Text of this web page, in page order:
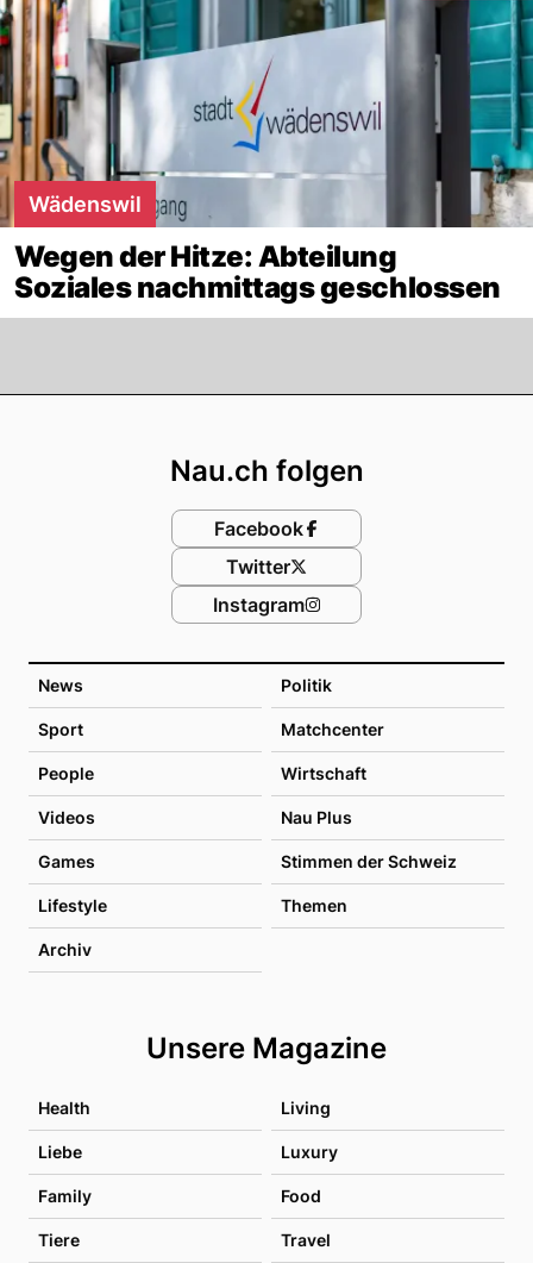
Wädenswil
Wegen der Hitze: Abteilung
Soziales nachmittags geschlossen
News Politik
Sport Matchcenter
People Wirtschaft
Videos Nau Plus
Games Stimmen der Schweiz
Lifestyle Themen
Archiv
Unsere Magazine
Health Living
Liebe Luxury
Family Food
Tiere Travel
Nau.ch folgen
Facebook
Twitter
Instagram